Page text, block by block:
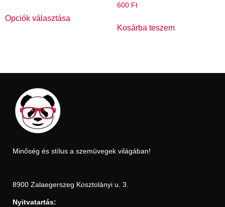
Opciók választása
600 Ft
Kosárba teszem
Minőség és stílus a szemüvegek világában!
8900 Zalaegerszeg Kosztolányi u. 3.
Nyitvatartás: